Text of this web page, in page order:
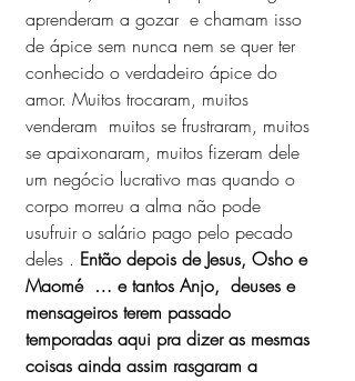
aprenderam a gozar  e chamam isso
de ápice sem nunca nem se quer ter
conhecido o verdadeiro ápice do
amor. Muitos trocaram, muitos
venderam  muitos se frustraram, muitos
se apaixonaram, muitos fizeram dele
um negócio lucrativo mas quando o
corpo morreu a alma não pode
usufruir o salário pago pelo pecado
deles . Então depois de Jesus, Osho e
Maomé  … e tantos Anjo,  deuses e
mensageiros terem passado
temporadas aqui pra dizer as mesmas
coisas ainda assim rasgaram a